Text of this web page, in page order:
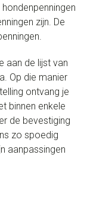
zijn. De
aan de lijst van
Op die manier
ontvang je
binnen enkele
de bevestiging
zo spoedig
aanpassingen